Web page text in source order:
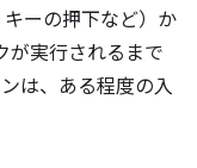
キーの押下など）か
が実行されるまで
は、ある程度の入